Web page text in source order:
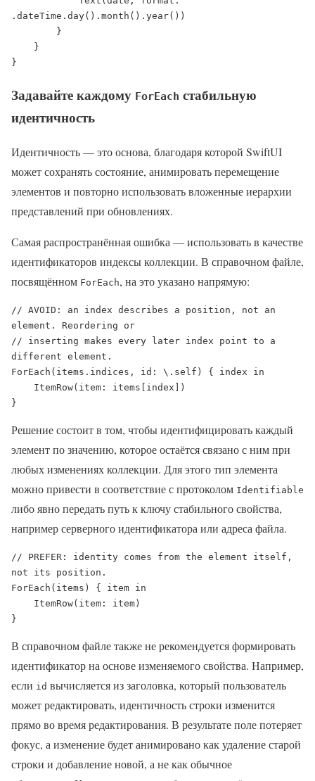
.dateTime.day().month().year())
}
Задавайте каждому ForEach стабильную
идентичность
Идентичность — это основа, благодаря которой SwiftUI
может сохранять состояние, анимировать перемещение
элементов и повторно использовать вложенные иерархии
представлений при обновлениях.
Самая распространённая ошибка — использовать в качестве
идентификаторов индексы коллекции. В справочном файле,
посвящённом ForEach, на это указано напрямую:
// AVOID: an index describes a position, not an
element. Reordering or
// inserting makes every later index point to a
different element.
ForEach(items.indices, id: \.self) { index in
}
Решение состоит в том, чтобы идентифицировать каждый
элемент по значению, которое остаётся связано с ним при
любых изменениях коллекции. Для этого тип элемента
можно привести в соответствие с протоколом Identifiable
либо явно передать путь к ключу стабильного свойства,
например серверного идентификатора или адреса файла.
// PREFER: identity comes from the element itself,
not its position.
ForEach(items) { item in
}
В справочном файле также не рекомендуется формировать
идентификатор на основе изменяемого свойства. Например,
если id вычисляется из заголовка, который пользователь
может редактировать, идентичность строки изменится
прямо во время редактирования. В результате поле потеряет
фокус, а изменение будет анимировано как удаление старой
строки и добавление новой, а не как обычное